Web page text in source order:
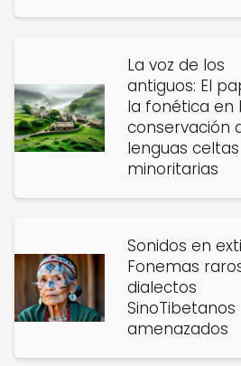
La voz de los
antiguos: El
la fonética en
conservación
lenguas celtas
minoritarias
Sonidos en
Fonemas
dialectos
SinoTibetanos
amenazados